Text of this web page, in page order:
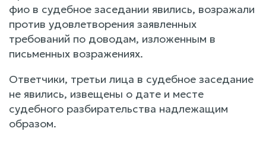
фио в судебное заседании явились, возражали
против удовлетворения заявленных
требований по доводам, изложенным в
письменных возражениях.
Ответчики, третьи лица в судебное заседание
не явились, извещены о дате и месте
судебного разбирательства надлежащим
образом.